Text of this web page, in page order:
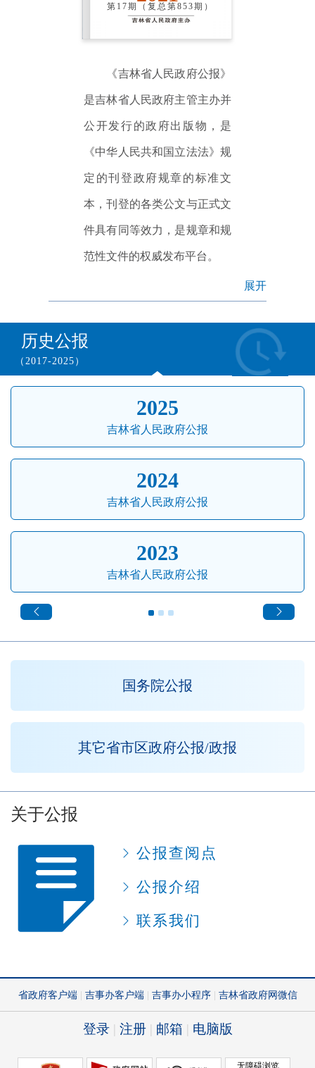
第17期（复总第853期）
《吉林省人民政府公报》
是吉林省人民政府主管主办并
公开发行的政府出版物，是
《中华人民共和国立法法》规
定的刊登政府规章的标准文
本，刊登的各类公文与正式文
件具有同等效力，是规章和规
范性文件的权威发布平台。
展开
历史公报
（2017-2025）
2025
吉林省人民政府公报
2024
吉林省人民政府公报
2023
吉林省人民政府公报
国务院公报
其它省市区政府公报/政报
关于公报
公报查阅点
公报介绍
联系我们